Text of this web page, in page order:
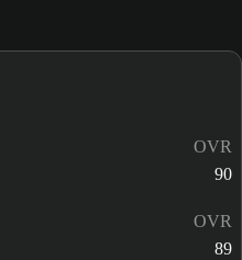
OVR
90
OVR
89